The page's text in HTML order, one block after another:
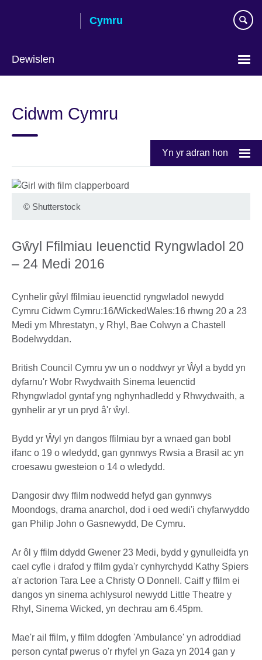
Cymru
Dewislen
language
Cidwm Cymru
Yn yr adran hon
© Shutterstock
Gŵyl Ffilmiau Ieuenctid Ryngwladol 20
– 24 Medi 2016
Cynhelir gŵyl ffilmiau ieuenctid ryngwladol newydd
Cymru Cidwm Cymru:16/WickedWales:16 rhwng 20 a 23
Medi ym Mhrestatyn, y Rhyl, Bae Colwyn a Chastell
Bodelwyddan.
British Council Cymru yw un o noddwyr yr Ŵyl a bydd yn
dyfarnu'r Wobr Rwydwaith Sinema Ieuenctid
Rhyngwladol gyntaf yng nghynhadledd y Rhwydwaith, a
gynhelir ar yr un pryd â'r ŵyl.
Bydd yr Ŵyl yn dangos ffilmiau byr a wnaed gan bobl
ifanc o 19 o wledydd, gan gynnwys Rwsia a Brasil ac yn
croesawu gwesteion o 14 o wledydd.
Dangosir dwy ffilm nodwedd hefyd gan gynnwys
Moondogs, drama anarchol, dod i oed wedi'i chyfarwyddo
gan Philip John o Gasnewydd, De Cymru.
Ar ôl y ffilm ddydd Gwener 23 Medi, bydd y gynulleidfa yn
cael cyfle i drafod y ffilm gyda'r cynhyrchydd Kathy Spiers
a'r actorion Tara Lee a Christy O Donnell. Caiff y ffilm ei
dangos yn sinema achlysurol newydd Little Theatre y
Rhyl, Sinema Wicked, yn dechrau am 6.45pm.
Mae'r ail ffilm, y ffilm ddogfen 'Ambulance' yn adroddiad
person cyntaf pwerus o'r rhyfel yn Gaza yn 2014 gan y